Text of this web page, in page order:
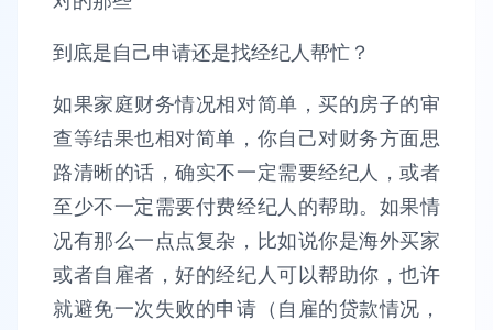
到底是自己申请还是找经纪人帮忙？
如果家庭财务情况相对简单，买的房子的审
查等结果也相对简单，你自己对财务方面思
路清晰的话，确实不一定需要经纪人，或者
至少不一定需要付费经纪人的帮助。如果情
况有那么一点点复杂，比如说你是海外买家
或者自雇者，好的经纪人可以帮助你，也许
就避免一次失败的申请（自雇的贷款情况，